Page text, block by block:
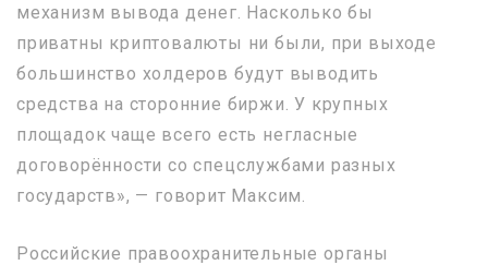
механизм вывода денег. Насколько бы
приватны криптовалюты ни были, при выходе
большинство холдеров будут выводить
средства на сторонние биржи. У крупных
площадок чаще всего есть негласные
договорённости со спецслужбами разных
государств», — говорит Максим.
Российские правоохранительные органы